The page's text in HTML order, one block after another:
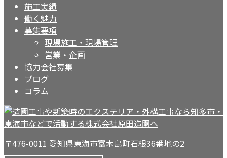
施工実績
働く魅力
募集要項
現場施工・現場管理
営業・企画
協力会社募集
ブログ
コラム
〒476-0011 愛知県東海市富木島町石根36番地の2